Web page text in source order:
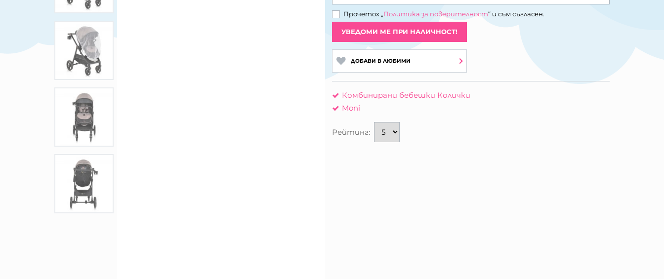
Прочетох „Политика за поверителност“ и съм съгласен.
УВЕДОМИ МЕ ПРИ НАЛИЧНОСТ!
ДОБАВИ В ЛЮБИМИ
Комбинирани бебешки Колички
Moni
Рейтинг: